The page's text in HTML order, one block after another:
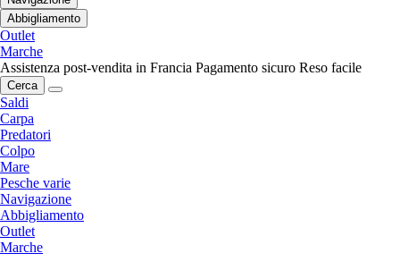
Abbigliamento
Outlet
Marche
Assistenza post-vendita in Francia Pagamento sicuro Reso facile
Cerca
Saldi
Carpa
Predatori
Colpo
Mare
Pesche varie
Navigazione
Abbigliamento
Outlet
Marche